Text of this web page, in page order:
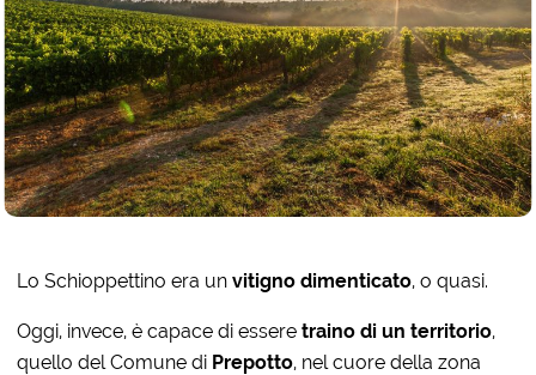
Lo Schioppettino era unvitigno dimenticato, o quasi.
Oggi, invece, è capace di essere traino di un territorio,
quello del Comune di Prepotto, nel cuore della zona